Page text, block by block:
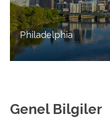
Philadelphia
Genel Bilgiler